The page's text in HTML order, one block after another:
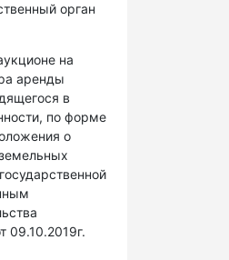
орган
на
аренды
в
по форме
о
09.10.2019г.